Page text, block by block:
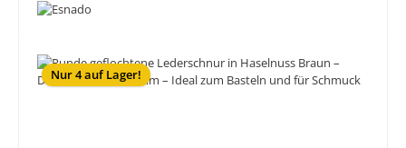
Bildergalerie überspringen
Nur 4 auf Lager!